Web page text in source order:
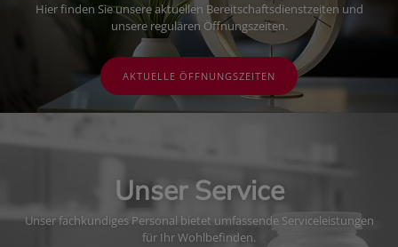
Hier finden Sie unsere aktuellen Bereitschaftsdienstzeiten und
unsere regulären Öffnungszeiten.
AKTUELLE ÖFFNUNGSZEITEN
Unser Service
Unser fachkundiges Personal bietet umfassende Serviceleistungen
für Ihr Wohlbefinden.